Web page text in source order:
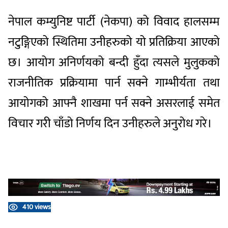
नेपाल कम्युनिष्ट पार्टी (नेकपा) को विवाद हालसम्म
नटुङ्गिएको स्थितिमा उनीहरुको यो प्रतिक्रिया आएको
छ। आयोग अनिर्णयको बन्दी हुँदा त्यसले मुलुकको
राजनीतिक प्रक्रियामा पार्न सक्ने गाम्भीर्यता तथा
आयोगको आफ्नै शाखमा पर्न सक्ने असरलाई समेत
विचार गरी चाँडो निर्णय दिन उनीहरुले अनुरोध गरे।
410 views